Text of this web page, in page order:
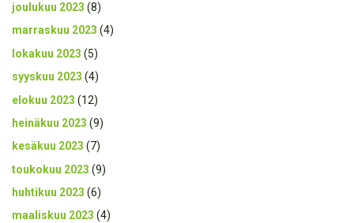
joulukuu 2023 (8)
marraskuu 2023 (4)
lokakuu 2023 (5)
syyskuu 2023 (4)
elokuu 2023 (12)
heinäkuu 2023 (9)
kesäkuu 2023 (7)
toukokuu 2023 (9)
huhtikuu 2023 (6)
maaliskuu 2023 (4)